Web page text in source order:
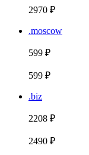
2970 ₽
.moscow
599 ₽
599 ₽
.biz
2208 ₽
2490 ₽